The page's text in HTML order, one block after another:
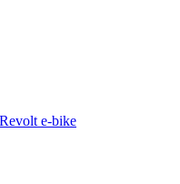
e-bike